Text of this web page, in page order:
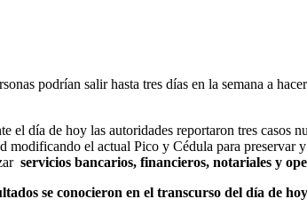
podrían salir hasta tres días en la semana a
el día de hoy las autoridades reportaron tres casos
modificando el actual Pico y Cédula para preservar
servicios bancarios, financieros, notariales y
se conocieron en el transcurso del día de